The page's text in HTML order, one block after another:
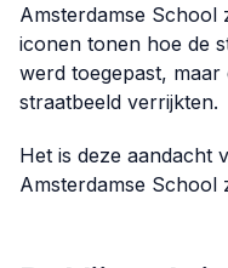
Amsterdamse School
iconen tonen hoe de
werd toegepast, maar
straatbeeld verrijkten.
Het is deze aandacht
Amsterdamse School